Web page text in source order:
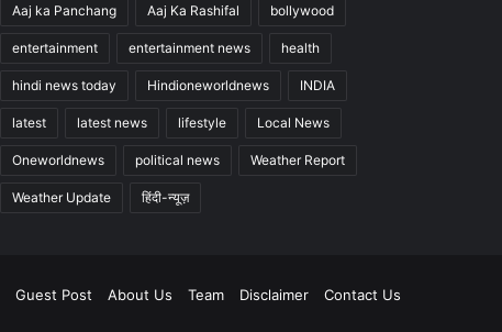
Aaj ka Panchang Aaj Ka Rashifal bollywood
entertainment entertainment news health
hindi news today Hindioneworldnews INDIA
latest latest news lifestyle Local News
Oneworldnews political news Weather Report
Weather Update हिंदी-न्यूज़
Guest Post About Us Team Disclaimer Contact Us